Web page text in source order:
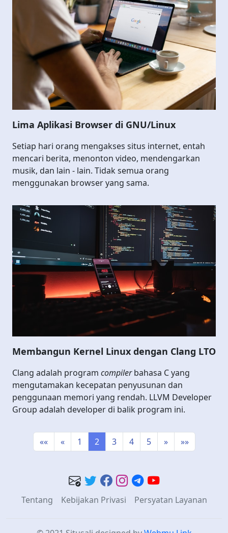
Lima Aplikasi Browser di GNU/Linux
Setiap hari orang mengakses situs internet, entah
mencari berita, menonton video, mendengarkan
musik, dan lain - lain. Tidak semua orang
menggunakan browser yang sama.
Membangun Kernel Linux dengan Clang LTO
Clang adalah program compilerbahasa C yang
mengutamakan kecepatan penyusunan dan
penggunaan memori yang rendah. LLVM Developer
Group adalah developer di balik program ini.
«« « 1 2 3 4 5 » »»
Tentang Kebijakan Privasi Persyatan Layanan